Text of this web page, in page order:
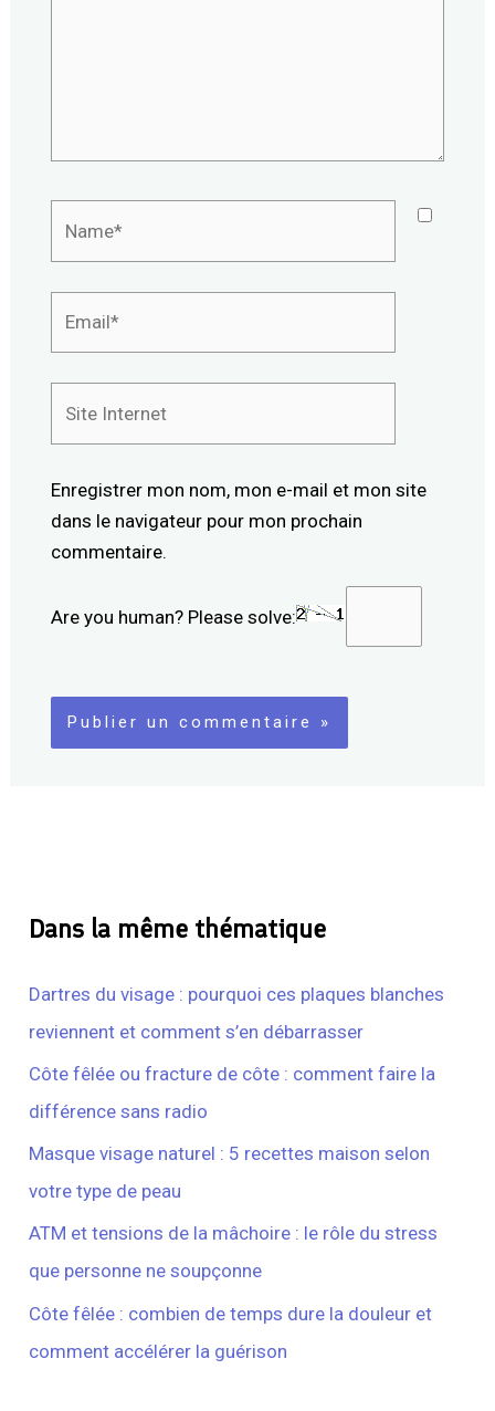
Enregistrer mon nom, mon e-mail et mon site
dans le navigateur pour mon prochain
commentaire.
Are you human? Please solve:
Dans la même thématique
Dartres du visage : pourquoi ces plaques blanches
reviennent et comment s’en débarrasser
Côte fêlée ou fracture de côte : comment faire la
différence sans radio
Masque visage naturel : 5 recettes maison selon
votre type de peau
ATM et tensions de la mâchoire : le rôle du stress
que personne ne soupçonne
Côte fêlée : combien de temps dure la douleur et
comment accélérer la guérison